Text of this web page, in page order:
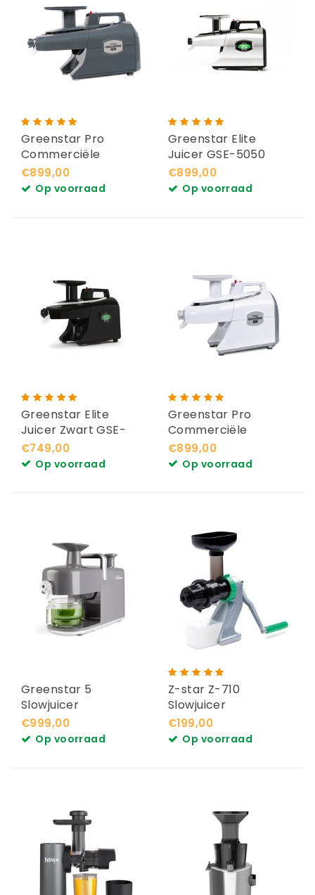
Greenstar Pro
Commerciële
Slowjuicer Grijs
€899,00
Op voorraad
Greenstar Elite
Juicer GSE-5050
Chroom
€899,00
Op voorraad
Greenstar Elite
Juicer Zwart GSE-
5010
€749,00
Op voorraad
Greenstar Pro
Commerciële
Slowjuicer Wit
€899,00
Op voorraad
Greenstar 5
Slowjuicer
€999,00
Op voorraad
Z-star Z-710
Slowjuicer
€199,00
Op voorraad